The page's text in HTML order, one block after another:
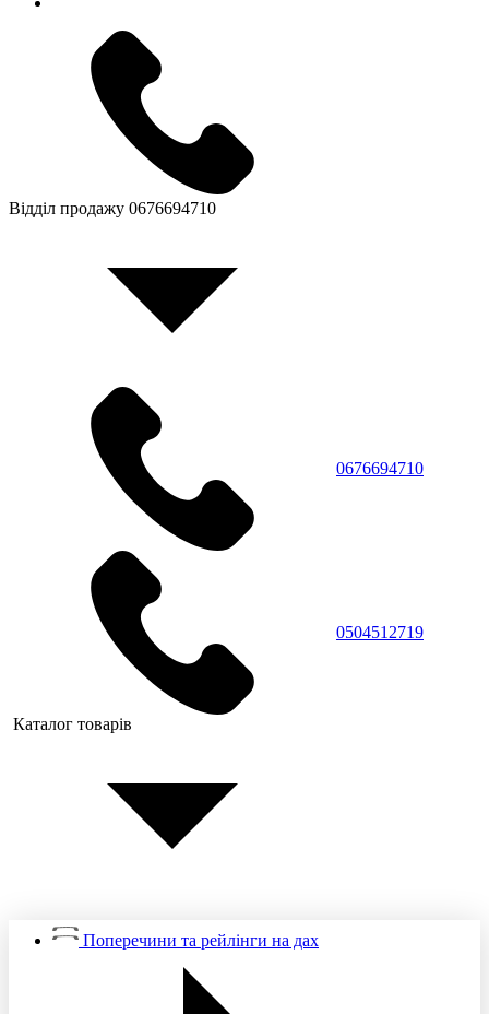
Відділ продажу 0676694710
0676694710
0504512719
Каталог товарів
Поперечини та рейлінги на дах